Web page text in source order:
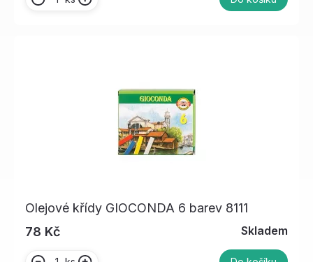
Olejové křídy GIOCONDA 6 barev 8111
78 Kč
Skladem